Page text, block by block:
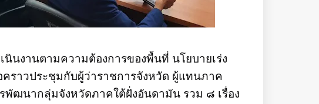
นงานตามความต้องการของพื้นที่ นโยบายเร่ง
ราวประชุมกับผู้ว่าราชการจังหวัด ผู้แทนภาค
พัฒนากลุ่มจังหวัดภาคใต้ฝั่งอันดามัน รวม ๘ เรื่อง